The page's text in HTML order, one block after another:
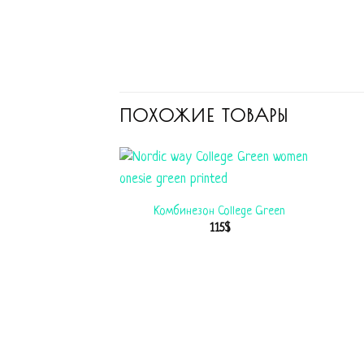
ПОХОЖИЕ ТОВАРЫ
Комбинезон College Green
115$